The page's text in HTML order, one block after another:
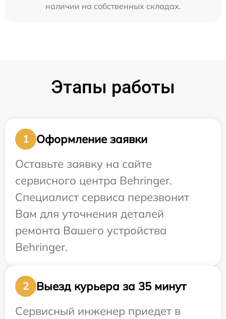
наличии на собственных складах.
Этапы работы
1
Оформление заявки
Оставьте заявку на сайте
сервисного центра Behringer.
Специалист сервиса перезвонит
Вам для уточнения деталей
ремонта Вашего устройства
Behringer.
2
Выезд курьера за 35 минут
Сервисный инженер приедет в